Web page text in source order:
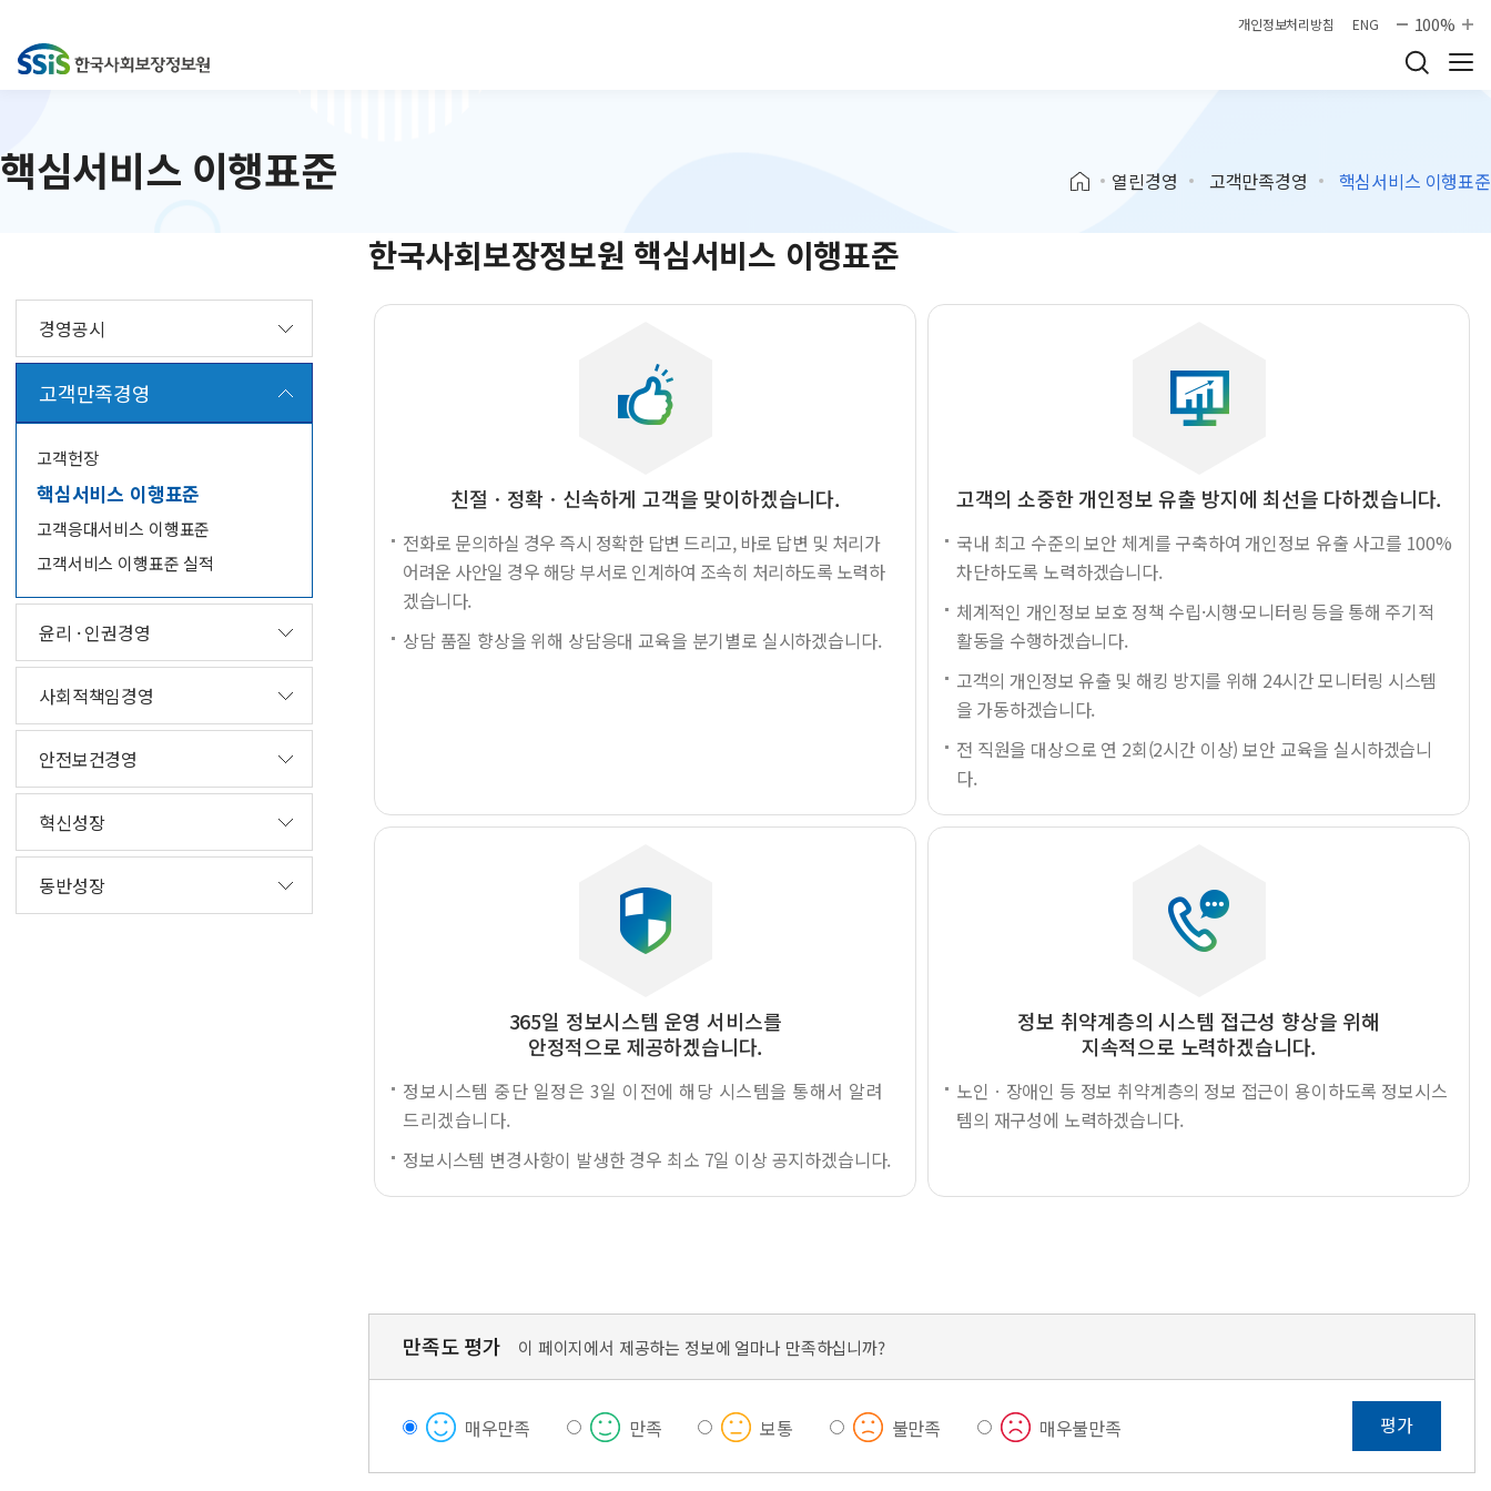
개인정보처리방침 ENG 100%
핵심서비스 이행표준 열린경영 고객만족경영 핵심서비스 이행표준
경영공시
고객만족경영
고객헌장
핵심서비스 이행표준
고객응대서비스 이행표준
고객서비스 이행표준 실적
윤리 · 인권경영
사회적책임경영
안전보건경영
혁신성장
동반성장
한국사회보장정보원 핵심서비스 이행표준
친절ㆍ정확ㆍ신속하게 고객을 맞이하겠습니다.
전화로 문의하실 경우 즉시 정확한 답변 드리고, 바로 답변 및 처리가
어려운 사안일 경우 해당 부서로 인계하여 조속히 처리하도록 노력하
겠습니다.
상담 품질 향상을 위해 상담응대 교육을 분기별로 실시하겠습니다.
고객의 소중한 개인정보 유출 방지에 최선을 다하겠습니다.
국내 최고 수준의 보안 체계를 구축하여 개인정보 유출 사고를 100%
차단하도록 노력하겠습니다.
체계적인 개인정보 보호 정책 수립·시행·모니터링 등을 통해 주기적
활동을 수행하겠습니다.
고객의 개인정보 유출 및 해킹 방지를 위해 24시간 모니터링 시스템
을 가동하겠습니다.
전 직원을 대상으로 연 2회(2시간 이상) 보안 교육을 실시하겠습니
다.
365일 정보시스템 운영 서비스를
안정적으로 제공하겠습니다.
정보시스템 중단 일정은 3일 이전에 해당 시스템을 통해서 알려
드리겠습니다.
정보시스템 변경사항이 발생한 경우 최소 7일 이상 공지하겠습니다.
정보 취약계층의 시스템 접근성 향상을 위해
지속적으로 노력하겠습니다.
노인ㆍ장애인 등 정보 취약계층의 정보 접근이 용이하도록 정보시스
템의 재구성에 노력하겠습니다.
만족도 평가 이 페이지에서 제공하는 정보에 얼마나 만족하십니까?
매우만족 만족 보통 불만족 매우불만족 평가